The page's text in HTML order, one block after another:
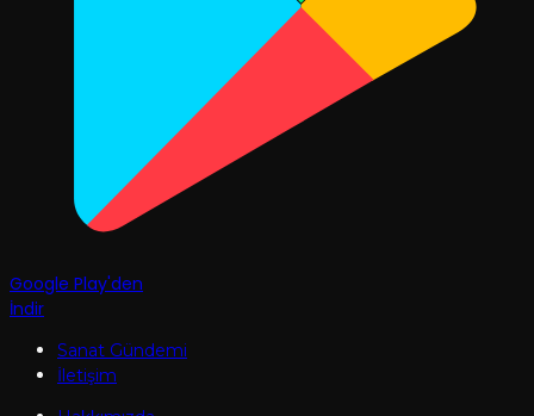
Google Play'den
İndir
Sanat Gündemi
İletişim